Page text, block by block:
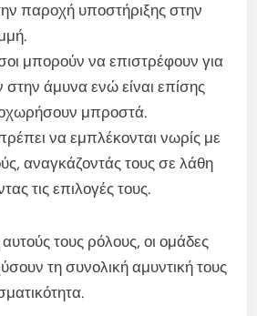
παροχή υποστήριξης στην
μπορούν να επιστρέφουν για
άμυνα ενώ είναι επίσης
μπροστά.
πρέπει να εμπλέκονται νωρίς με
αναγκάζοντάς τους σε λάθη
τις επιλογές τους.
τους ρόλους, οι ομάδες
τη συνολική αμυντική τους